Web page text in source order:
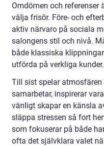
Omdömen och referenser
välja frisör. Före- och
aktiv närvaro på sociala
salongens stil och nivå.
både klassiska
utförda på verkliga kunder.
Till sist spelar
samarbetar, inspirerar
vänligt skapar en känsla
släppa stressen så fort
som fokuserar på både
ofta det självklara valet